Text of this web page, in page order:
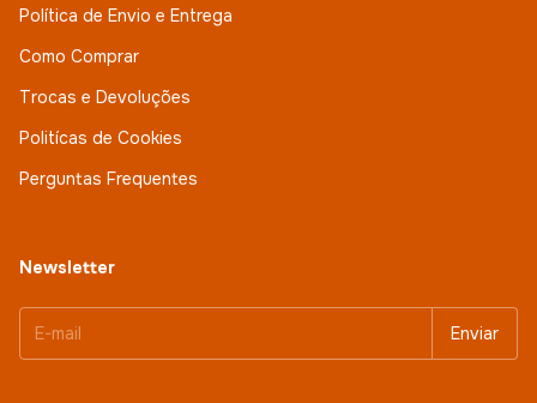
Política de Envio e Entrega
Como Comprar
Trocas e Devoluções
Politícas de Cookies
Perguntas Frequentes
Newsletter